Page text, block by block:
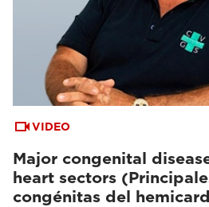
VIDEO
Major congenital
heart sectors
congénitas del